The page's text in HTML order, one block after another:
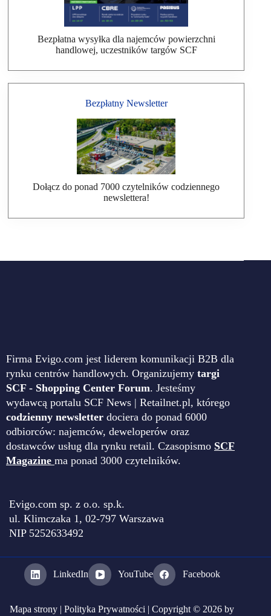
Bezpłatna wysyłka dla najemców powierzchni
handlowej, uczestników targów SCF
Bezpłatny Newsletter
Dołącz do ponad 7000 czytelników codziennego
newslettera!
Firma Evigo.com jest liderem komunikacji B2B dla
rynku centrów handlowych. Organizujemy targi
SCF - Shopping Center Forum. Jesteśmy
wydawcą portalu SCF News | Retailnet.pl, którego
codzienny newsletter dociera do ponad 6000
odbiorców: najemców, deweloperów oraz
dostawców usług dla rynku retail. Czasopismo SCF
Magazine ma ponad 3000 czytelników.
Evigo.com sp. z o.o. sp.k.
ul. Klimczaka 1, 02-797 Warszawa
NIP 5252633492
LinkedIn YouTube Facebook
Mapa strony |Polityka Prywatności | Copyright © 2026 by